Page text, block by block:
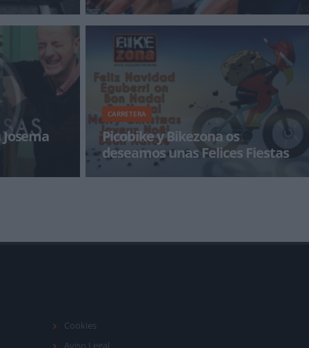
lluvia y el
de largas
El prometedor ciclista portugués (22 años)
añade juventud y apuntala el proyecto de
Eusebio Unzu&ea
CARRETERA
Picobike y Bikezona os
deseamos unas Felices Fiestas
Desde BikeZona y CanalCiclismo, en estas
Cookies
Aviso Legal